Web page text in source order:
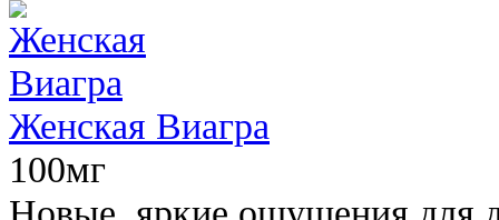
Женская Виагра
100мг